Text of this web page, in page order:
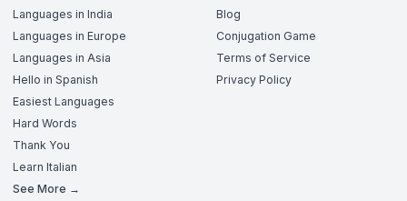
Languages in India
Languages in Europe
Languages in Asia
Hello in Spanish
Easiest Languages
Hard Words
Thank You
Learn Italian
See More →
Blog
Conjugation Game
Terms of Service
Privacy Policy